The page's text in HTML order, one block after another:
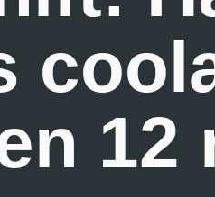
12